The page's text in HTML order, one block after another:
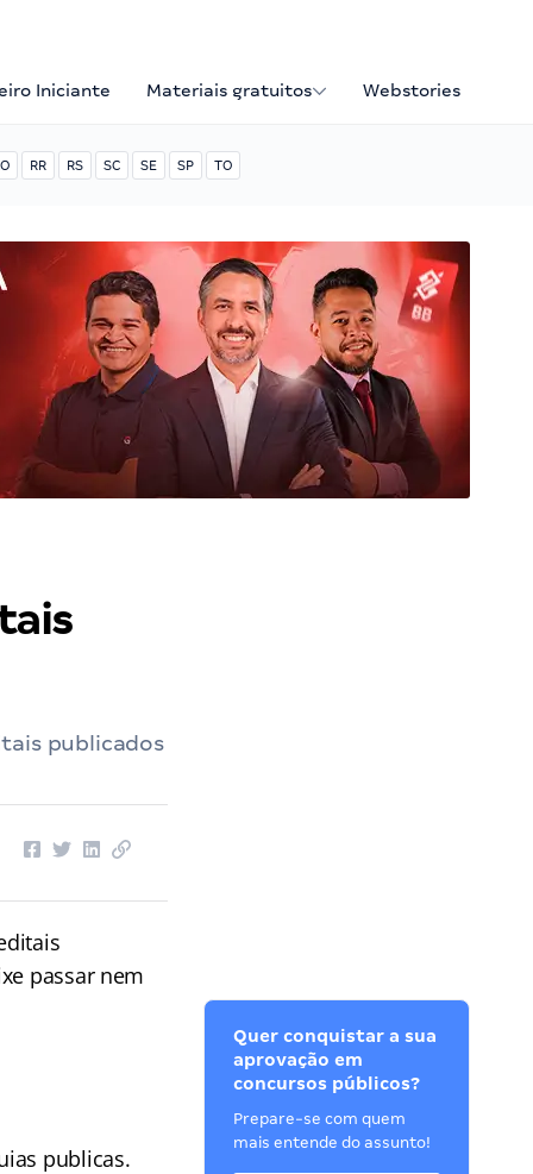
Iniciante Materiais gratuitos Webstories
RR RS SC SE SP TO
publicados
passar nem
publicas.
Quer conquistar a sua
aprovação em
concursos públicos?
Prepare-se com quem
mais entende do assunto!